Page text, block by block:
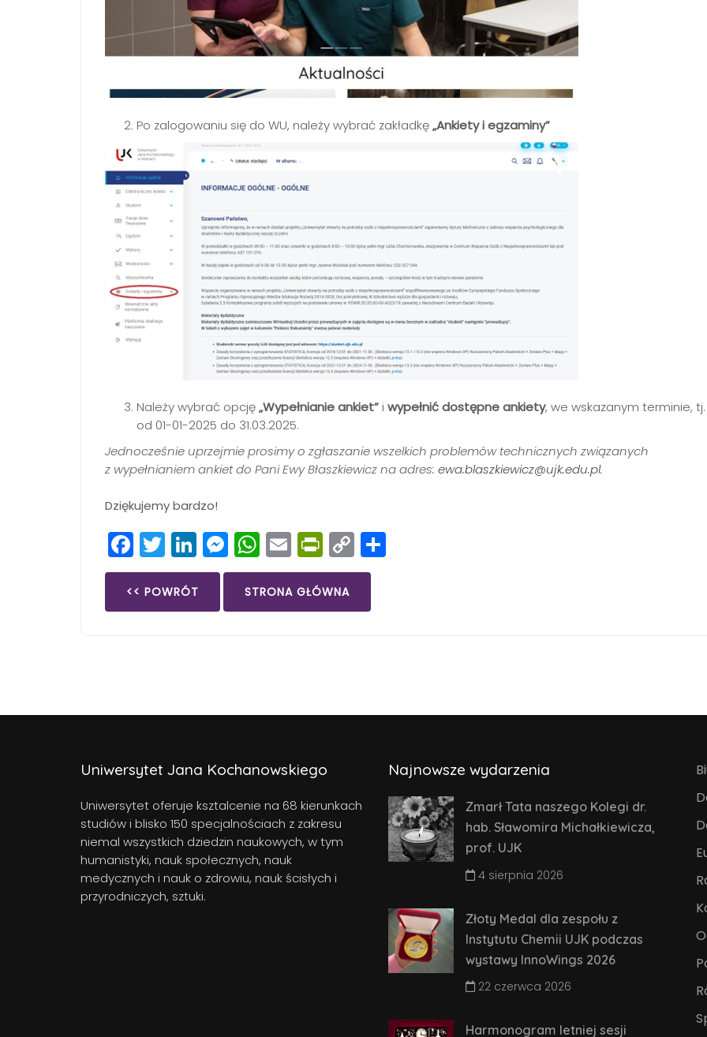
Po zalogowaniu się do WU, należy wybrać zakładkę„Ankiety i egzaminy”
Należy wybrać opcję„Wypełnianie ankiet” i wypełnić dostępne ankiety, we wskazanym terminie, tj.
od 01-01-2025 do 31.03.2025.
Jednocześnie uprzejmie prosimy o zgłaszanie wszelkich problemów technicznych związanych
z wypełnianiem ankiet do Pani Ewy Błaszkiewicz na adres: ewa.blaszkiewicz@ujk.edu.pl.
Dziękujemy bardzo!
Facebook
Twitter
LinkedIn
Messenger
WhatsApp
EmailPrintFriendly
Copy
Link
<< POWRÓT STRONA GŁÓWNA
Uniwersytet Jana Kochanowskiego
Uniwersytet oferuje ksztalcenie na 68 kierunkach
studiów i blisko 150 specjalnościach z zakresu
niemal wszystkich dziedzin naukowych, w tym
humanistyki, nauk społecznych, nauk
medycznych i nauk o zdrowiu, nauk ścisłych i
przyrodniczych, sztuki.
Najnowsze wydarzenia
Zmarł Tata naszego Kolegi dr.
hab. Sławomira Michałkiewicza,
prof. UJK
4 sierpnia 2026
Złoty Medal dla zespołu z
Instytutu Chemii UJK podczas
wystawy InnoWings 2026
22 czerwca 2026
Harmonogram letniej sesji